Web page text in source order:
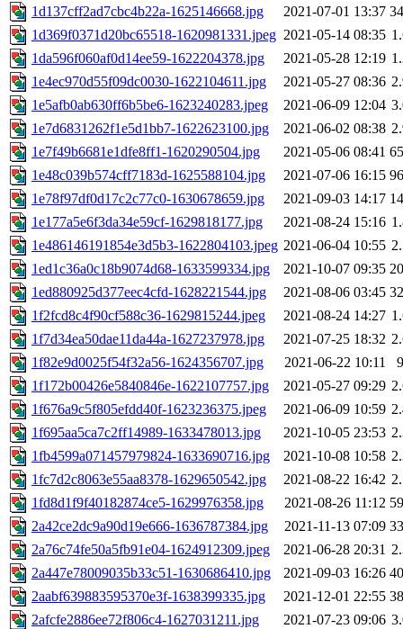
1d137cff2ad7cbc4b22a-1625146668.jpg
2021-07-01 13:37
1d369f0371d20bc65518-1620981331.jpeg 2021-05-14 08:35
1da596f060af0d14ee59-1622204378.jpg
2021-05-28 12:19
1e4ec970d55f09dc0030-1622104611.jpg
2021-05-27 08:36
1e5afb0ab630ff6b5be6-1623240283.jpeg
2021-06-09 12:04
1e7d6831262f1e5d1bb7-1622623100.jpg
2021-06-02 08:38
1e7f49b6681e1dfe8ff1-1620290504.jpg
2021-05-06 08:41
1e48c039b574cff7183d-1625588104.jpg
2021-07-06 16:15
1e78f97df0d17c2c77c0-1630678659.jpg
2021-09-03 14:17
1e177a5e6f3da34e59cf-1629818177.jpg
2021-08-24 15:16
1e486146191854e3d5b3-1622804103.jpeg 2021-06-04 10:55
1ed1c36a0c18b9074d68-1633599334.jpg
2021-10-07 09:35
1ed880925d377eec4cfd-1628221544.jpg
2021-08-06 03:45
1f2fcd8c4f90cf588c36-1629815244.jpeg
2021-08-24 14:27
1f7d34ea50dae11da44a-1627237978.jpg
2021-07-25 18:32
1f82e9d0025f54f32a56-1624356707.jpg
2021-06-22 10:11
1f172b00426e5840846e-1622107757.jpg
2021-05-27 09:29
1f676a9c5f805efdd40f-1623236375.jpeg
2021-06-09 10:59
1f695aa5ca7c2ff14989-1633478013.jpg
2021-10-05 23:53
1fb4599a071457979824-1633690716.jpg
2021-10-08 10:58
1fc7d2c8063e55aa8378-1629650542.jpg
2021-08-22 16:42
1fd8d1f9f40182874ce5-1629976358.jpg
2021-08-26 11:12
2a42ce2dc9a90d19e666-1636787384.jpg
2021-11-13 07:09
2a76c74fe50a5fb91e04-1624912309.jpeg
2021-06-28 20:31
2a447e78009035b33c51-1630686410.jpg
2021-09-03 16:26
2aabf639883595370e3f-1638399335.jpg
2021-12-01 22:55
2afcfe2886ee72f806c4-1627031211.jpg
2021-07-23 09:06